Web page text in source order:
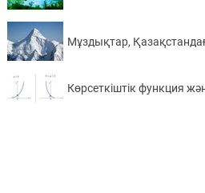
Мұздықтар,
Көрсеткіштік функция